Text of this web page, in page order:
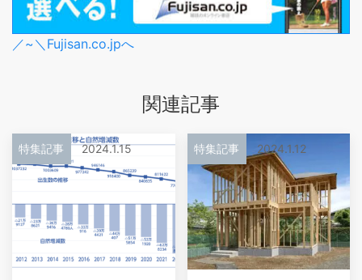
／~＼Fujisan.co.jpへ
関連記事
特集記事 2024.1.15 特集記事 2024.1.12